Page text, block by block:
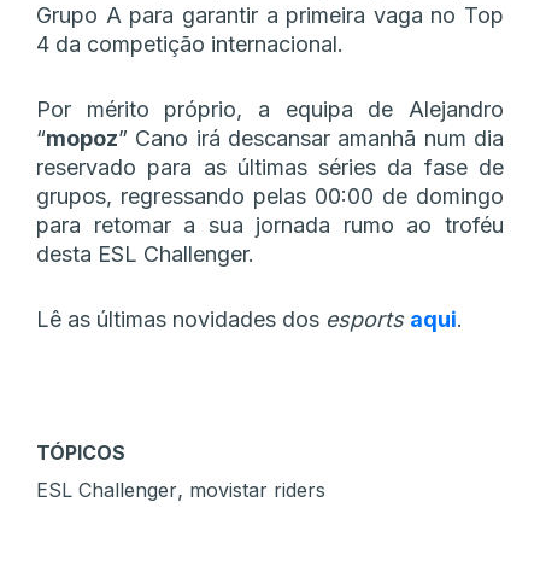
Grupo A para garantir a primeira vaga no Top
4 da competição internacional.
Por mérito próprio, a equipa de Alejandro
“mopoz” Cano irá descansar amanhã num dia
reservado para as últimas séries da fase de
grupos, regressando pelas 00:00 de domingo
para retomar a sua jornada rumo ao troféu
desta ESL Challenger.
Lê as últimas novidades dos esports aqui.
TÓPICOS
ESL Challenger, movistar riders